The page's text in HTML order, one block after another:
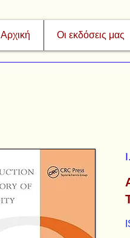
Αρχική Οι εκδόσεις μας